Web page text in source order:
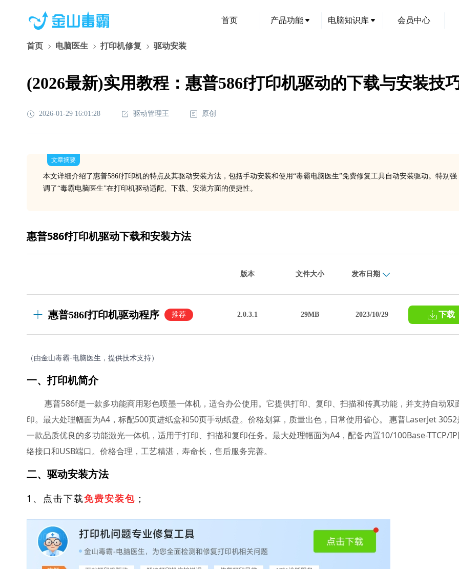
首页 产品功能 电脑知识库 会员中心
首页 电脑医生 打印机修复 驱动安装
(2026最新)实用教程：惠普586f打印机驱动的下载与安装技
2026-01-29 16:01:28 驱动管理王 原创
文章摘要
本文详细介绍了惠普586f打印机的特点及其驱动安装方法，包括手动安装和使用“毒霸电脑医生”免费修复工具自动安装驱动。特别强
调了“毒霸电脑医生”在打印机驱动适配、下载、安装方面的便捷性。
惠普586f打印机驱动下载和安装方法
版本 文件大小 发布日期
惠普586f打印机驱动程序 推荐 2.0.3.1 29MB 2023/10/29 下载
（由金山毒霸-电脑医生，提供技术支持）
一、打印机简介
惠普586f是一款多功能商用彩色喷墨一体机，适合办公使用。它提供打印、复印、扫描和传真功能，并支持自动双
印。最大处理幅面为A4，标配500页进纸盒和50页手动纸盘。价格划算，质量出色，日常使用省心。 惠普LaserJet 3052
一款品质优良的多功能激光一体机，适用于打印、扫描和复印任务。最大处理幅面为A4，配备内置10/100Base-TTCP/
络接口和USB端口。价格合理，工艺精湛，寿命长，售后服务完善。
二、驱动安装方法
1、点击下载免费安装包 ；